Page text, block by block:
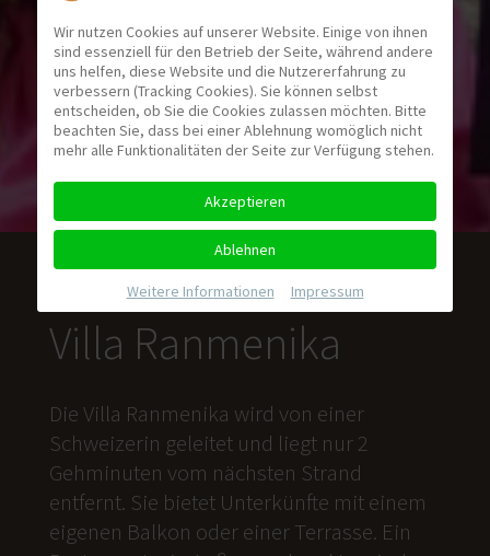
Villa Ranmenika
Die Villa Ranmenika wird von einer
Schweizerin geleitet und liegt nur 2
Gehminuten vom nächsten Strand
entfernt. Sie bietet Unterkünfte mit einem
eigenen Balkon oder einer Terrasse. Ein
Wir nutzen Cookies auf unserer Website. Einige von ihnen
sind essenziell für den Betrieb der Seite, während andere
uns helfen, diese Website und die Nutzererfahrung zu
verbessern (Tracking Cookies). Sie können selbst
entscheiden, ob Sie die Cookies zulassen möchten. Bitte
beachten Sie, dass bei einer Ablehnung womöglich nicht
mehr alle Funktionalitäten der Seite zur Verfügung stehen.
Akzeptieren
Ablehnen
Weitere Informationen Impressum